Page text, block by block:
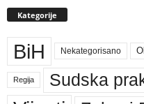
Kategorije
BiH Nekategorisano
Regija Sudska